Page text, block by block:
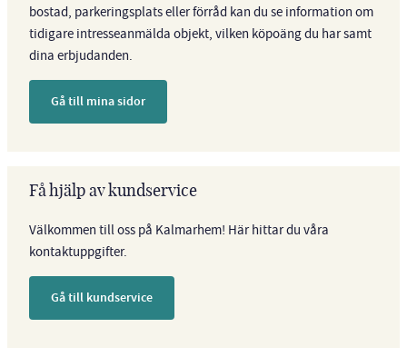
bostad, parkeringsplats eller förråd kan du se information om
tidigare intresseanmälda objekt, vilken köpoäng du har samt
dina erbjudanden.
Gå till mina sidor
Få hjälp av kundservice
Välkommen till oss på Kalmarhem! Här hittar du våra
kontaktuppgifter.
Gå till kundservice